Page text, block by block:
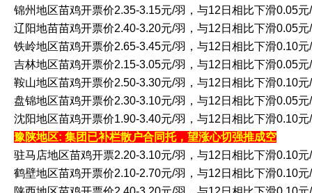
锦州地区苗鸡开票价2.35-3.15元/羽，与12日相比下滑0.05元
辽阳地苗苗鸡开票价2.40-3.20元/羽，与12日相比下滑0.05元
铁岭地区苗鸡开票价2.65-3.45元/羽，与12日相比下滑0.10元
吉林地区苗鸡开票价2.15-3.05元/羽，与12日相比下滑0.05元
鞍山地区苗鸡开票价2.50-3.30元/羽，与12日相比下滑0.10元
盘锦地区苗鸡开票价2.30-3.10元/羽，与12日相比下滑0.05元
沈阳地区苗鸡开票价1.90-3.40元/羽，与12日相比下滑0.10元
豫陕地区: 集团已补栏散户合同托，望涨心切强推成空
驻马店地区苗鸡开票2.20-3.10元/羽，与12日相比下滑0.10元
鹤壁地区苗鸡开票价2.10-2.70元/羽，与12日相比下滑0.10元